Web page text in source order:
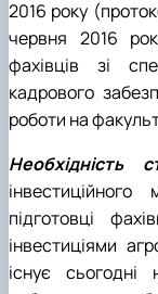
2016 року
червня 2016
фахівців зі
кадрового
роботи на
Необхідність
підготовці
інвестиціями
існує